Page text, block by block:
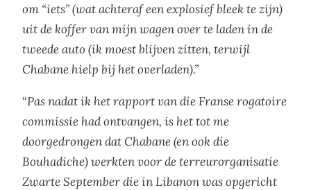
om “iets” (wat achteraf een explosief bleek te zijn)
uit de koffer van mijn wagen over te laden in de
tweede auto (ik moest blijven zitten, terwijl
Chabane hielp bij het overladen).”
“Pas nadat ik het rapport van die Franse rogatoire
commissie had ontvangen, is het tot me
doorgedrongen dat Chabane (en ook die
Bouhadiche) werkten voor de terreurorganisatie
Zwarte September die in Libanon was opgericht